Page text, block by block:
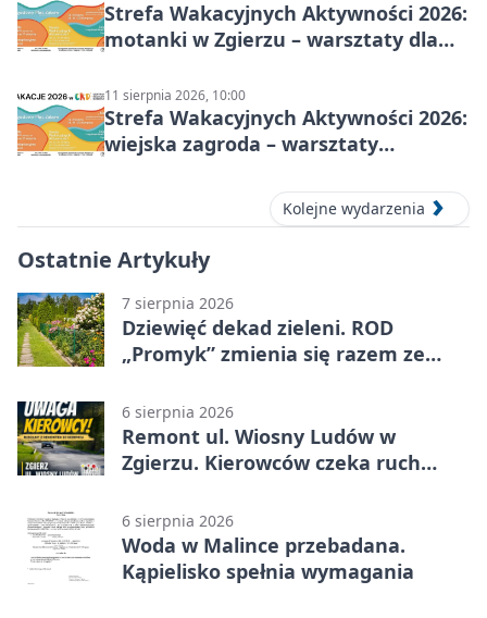
Strefa Wakacyjnych Aktywności 2026:
motanki w Zgierzu – warsztaty dla
11 sierpnia 2026, 10:00
Strefa Wakacyjnych Aktywności 2026:
wiejska zagroda – warsztaty
Kolejne wydarzenia
Ostatnie Artykuły
7 sierpnia 2026
Dziewięć dekad zieleni. ROD
„Promyk” zmienia się razem ze
6 sierpnia 2026
Remont ul. Wiosny Ludów w
Zgierzu. Kierowców czeka ruch
6 sierpnia 2026
Woda w Malince przebadana.
Kąpielisko spełnia wymagania